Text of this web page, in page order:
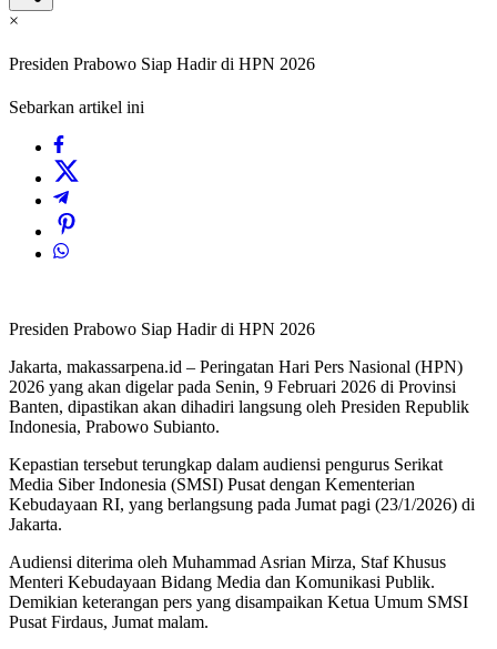
×
Presiden Prabowo Siap Hadir di HPN 2026
Sebarkan artikel ini
Presiden Prabowo Siap Hadir di HPN 2026
Jakarta, makassarpena.id – Peringatan Hari Pers Nasional (HPN)
2026 yang akan digelar pada Senin, 9 Februari 2026 di Provinsi
Banten, dipastikan akan dihadiri langsung oleh Presiden Republik
Indonesia, Prabowo Subianto.
Kepastian tersebut terungkap dalam audiensi pengurus Serikat
Media Siber Indonesia (SMSI) Pusat dengan Kementerian
Kebudayaan RI, yang berlangsung pada Jumat pagi (23/1/2026) di
Jakarta.
Audiensi diterima oleh Muhammad Asrian Mirza, Staf Khusus
Menteri Kebudayaan Bidang Media dan Komunikasi Publik.
Demikian keterangan pers yang disampaikan Ketua Umum SMSI
Pusat Firdaus, Jumat malam.